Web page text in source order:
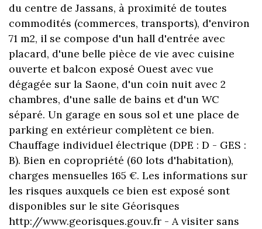
du centre de Jassans, à proximité de toutes
commodités (commerces, transports), d'environ
71 m2, il se compose d'un hall d'entrée avec
placard, d'une belle pièce de vie avec cuisine
ouverte et balcon exposé Ouest avec vue
dégagée sur la Saone, d'un coin nuit avec 2
chambres, d'une salle de bains et d'un WC
séparé. Un garage en sous sol et une place de
parking en extérieur complètent ce bien.
Chauffage individuel électrique (DPE : D - GES :
B). Bien en copropriété (60 lots d'habitation),
charges mensuelles 165 €. Les informations sur
les risques auxquels ce bien est exposé sont
disponibles sur le site Géorisques
http://www.georisques.gouv.fr - A visiter sans